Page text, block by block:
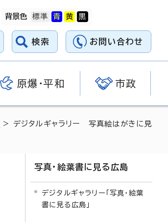
背景色
検索 お問い合わせ
原爆・平和 市政
> デジタルギャラリー 写真絵はがきに見
写真・絵葉書に見る広島
デジタルギャラリー「写真・絵葉
書に見る広島」